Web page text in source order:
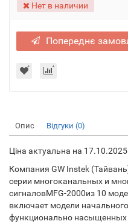
Нет в наличии
Попереднє
Опис Відгуки (0)
Ціна актуальна на 17.10.2025
Компания GW Instek
серии многоканальных и
сигналовMFG-2000из 10
включает модели
функционально насыщенных